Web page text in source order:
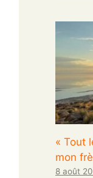
« Tout
mon
8 août